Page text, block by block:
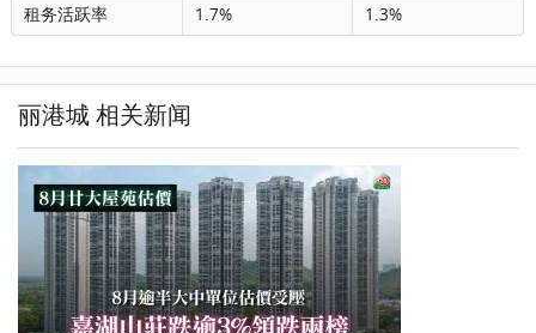
租务活跃率
1.7% 1.3%
丽港城 相关新闻